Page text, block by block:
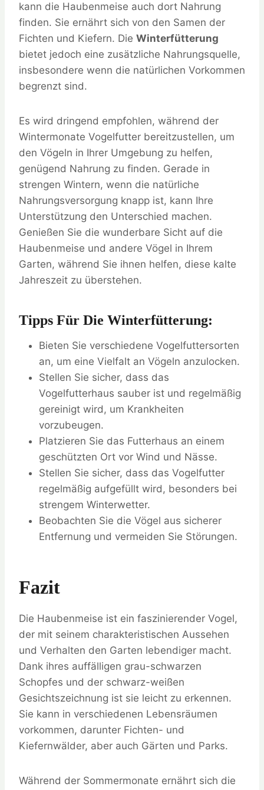
kann die Haubenmeise auch dort Nahrung
finden. Sie ernährt sich von den Samen der
Fichten und Kiefern. Die Winterfütterung
bietet jedoch eine zusätzliche Nahrungsquelle,
insbesondere wenn die natürlichen Vorkommen
begrenzt sind.
Es wird dringend empfohlen, während der
Wintermonate Vogelfutter bereitzustellen, um
den Vögeln in Ihrer Umgebung zu helfen,
genügend Nahrung zu finden. Gerade in
strengen Wintern, wenn die natürliche
Nahrungsversorgung knapp ist, kann Ihre
Unterstützung den Unterschied machen.
Genießen Sie die wunderbare Sicht auf die
Haubenmeise und andere Vögel in Ihrem
Garten, während Sie ihnen helfen, diese kalte
Jahreszeit zu überstehen.
Tipps Für Die Winterfütterung:
Bieten Sie verschiedene Vogelfuttersorten
an, um eine Vielfalt an Vögeln anzulocken.
Stellen Sie sicher, dass das
Vogelfutterhaus sauber ist und regelmäßig
gereinigt wird, um Krankheiten
vorzubeugen.
Platzieren Sie das Futterhaus an einem
geschützten Ort vor Wind und Nässe.
Stellen Sie sicher, dass das Vogelfutter
regelmäßig aufgefüllt wird, besonders bei
strengem Winterwetter.
Beobachten Sie die Vögel aus sicherer
Entfernung und vermeiden Sie Störungen.
Fazit
Die Haubenmeise ist ein faszinierender Vogel,
der mit seinem charakteristischen Aussehen
und Verhalten den Garten lebendiger macht.
Dank ihres auffälligen grau-schwarzen
Schopfes und der schwarz-weißen
Gesichtszeichnung ist sie leicht zu erkennen.
Sie kann in verschiedenen Lebensräumen
vorkommen, darunter Fichten- und
Kiefernwälder, aber auch Gärten und Parks.
Während der Sommermonate ernährt sich die